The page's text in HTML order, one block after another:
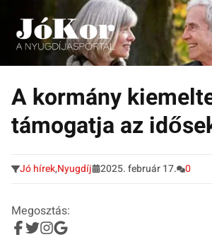
Tovább
tartalomra
Tudnivalók, érdekességek idősek
A kormány
támogatja az
Jó hírek,Nyugdíj 2025. február 17. 0
Megosztás: